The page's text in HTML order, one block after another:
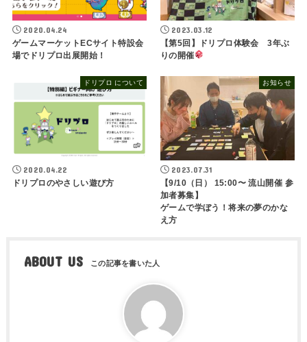
2020.04.24
ゲームマーケットECサイト特設会
場でドリプロ出展開始！
2023.03.12
【第5回】ドリプロ体験会 3年ぶ
りの開催
ドリプロ について
2020.04.22
ドリプロのやさしい遊び方
お知らせ
2023.07.31
【9/10（日） 15:00〜 流山開催 参
加者募集】
ゲームで学ぼう！将来の夢のかな
え方
ABOUT US